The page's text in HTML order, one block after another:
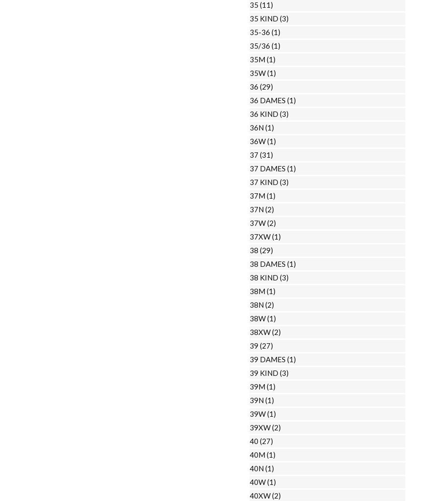
35 (11)
35 KIND (3)
35-36 (1)
35/36 (1)
35M (1)
35W(1)
36 (29)
36 DAMES (1)
36 KIND (3)
36N (1)
36W(1)
37 (31)
37 DAMES (1)
37 KIND (3)
37M (1)
37N (2)
37W(2)
37XW(1)
38 (29)
38 DAMES (1)
38 KIND (3)
38M (1)
38N (2)
38W(1)
38XW(2)
39 (27)
39 DAMES (1)
39 KIND (3)
39M (1)
39N (1)
39W(1)
39XW(2)
40 (27)
40M (1)
40N (1)
40W(1)
40XW(2)